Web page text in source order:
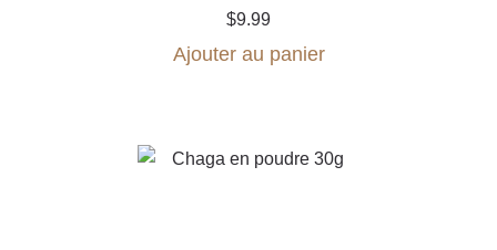
$9.99
Ajouter au panier